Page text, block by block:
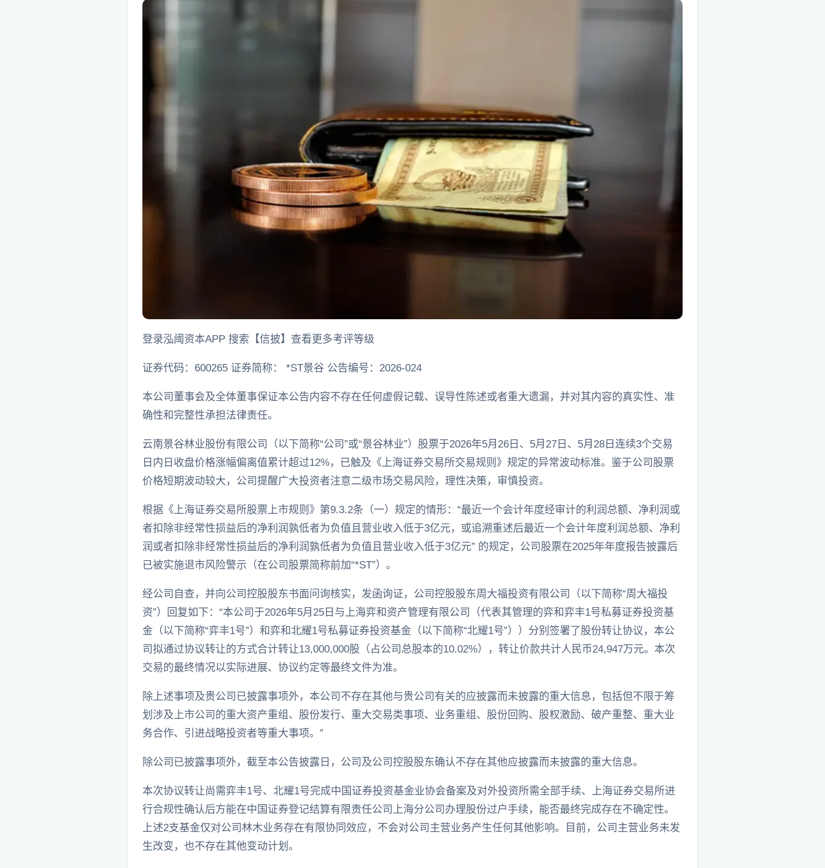
登录泓阈资本APP 搜索【信披】查看更多考评等级
证券代码：600265 证券简称： *ST景谷 公告编号：2026-024
本公司董事会及全体董事保证本公告内容不存在任何虚假记载、误导性陈述或者重大遗漏，并对其内容的真实性、准
确性和完整性承担法律责任。
云南景谷林业股份有限公司（以下简称“公司”或“景谷林业”）股票于2026年5月26日、5月27日、5月28日连续3个交易
日内日收盘价格涨幅偏离值累计超过12%，已触及《上海证券交易所交易规则》规定的异常波动标准。鉴于公司股票
价格短期波动较大，公司提醒广大投资者注意二级市场交易风险，理性决策，审慎投资。
根据《上海证券交易所股票上市规则》第9.3.2条（一）规定的情形：“最近一个会计年度经审计的利润总额、净利润或
者扣除非经常性损益后的净利润孰低者为负值且营业收入低于3亿元，或追溯重述后最近一个会计年度利润总额、净利
润或者扣除非经常性损益后的净利润孰低者为负值且营业收入低于3亿元” 的规定，公司股票在2025年年度报告披露后
已被实施退市风险警示（在公司股票简称前加“*ST”）。
经公司自查，并向公司控股股东书面问询核实，发函询证，公司控股股东周大福投资有限公司（以下简称“周大福投
资”）回复如下：“本公司于2026年5月25日与上海弈和资产管理有限公司（代表其管理的弈和弈丰1号私募证券投资基
金（以下简称“弈丰1号”）和弈和北耀1号私募证券投资基金（以下简称“北耀1号”））分别签署了股份转让协议，本公
司拟通过协议转让的方式合计转让13,000,000股（占公司总股本的10.02%），转让价款共计人民币24,947万元。本次
交易的最终情况以实际进展、协议约定等最终文件为准。
除上述事项及贵公司已披露事项外，本公司不存在其他与贵公司有关的应披露而未披露的重大信息，包括但不限于筹
划涉及上市公司的重大资产重组、股份发行、重大交易类事项、业务重组、股份回购、股权激励、破产重整、重大业
务合作、引进战略投资者等重大事项。”
除公司已披露事项外，截至本公告披露日，公司及公司控股股东确认不存在其他应披露而未披露的重大信息。
本次协议转让尚需弈丰1号、北耀1号完成中国证券投资基金业协会备案及对外投资所需全部手续、上海证券交易所进
行合规性确认后方能在中国证券登记结算有限责任公司上海分公司办理股份过户手续，能否最终完成存在不确定性。
上述2支基金仅对公司林木业务存在有限协同效应，不会对公司主营业务产生任何其他影响。目前，公司主营业务未发
生改变，也不存在其他变动计划。